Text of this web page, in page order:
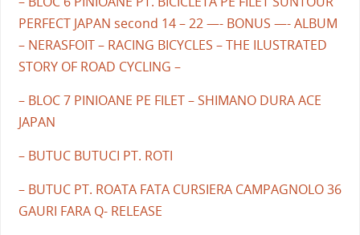
PERFECT JAPAN second 14 – 22 —- BONUS —- ALBUM
– NERASFOIT – RACING BICYCLES – THE ILUSTRATED
STORY OF ROAD CYCLING –
– BLOC 7 PINIOANE PE FILET – SHIMANO DURA ACE
JAPAN
– BUTUC BUTUCI PT. ROTI
– BUTUC PT. ROATA FATA CURSIERA CAMPAGNOLO 36
GAURI FARA Q- RELEASE